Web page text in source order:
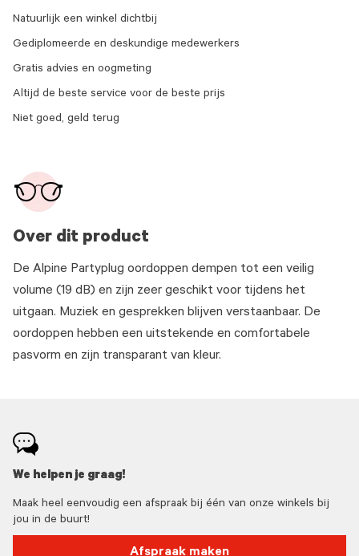
Over dit product
De Alpine Partyplug oordoppen dempen tot een veilig
volume (19 dB) en zijn zeer geschikt voor tijdens het
uitgaan. Muziek en gesprekken blijven verstaanbaar. De
oordoppen hebben een uitstekende en comfortabele
pasvorm en zijn transparant van kleur.
Natuurlijk een winkel dichtbij
Gediplomeerde en deskundige medewerkers
Gratis advies en oogmeting
Altijd de beste service voor de beste prijs
Niet goed, geld terug
We helpen je graag!
Maak heel eenvoudig een afspraak bij één van onze winkels bij
jou in de buurt!
Afspraak maken